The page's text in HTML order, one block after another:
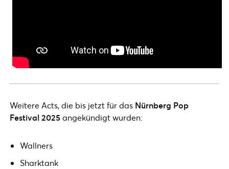
Weitere Acts, die bis jetzt für das Nürnberg Pop
Festival 2025angekündigt wurden:
Wallners
Sharktank